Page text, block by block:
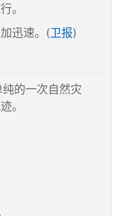
。
迅速。(卫报)
的一次自然灾
。